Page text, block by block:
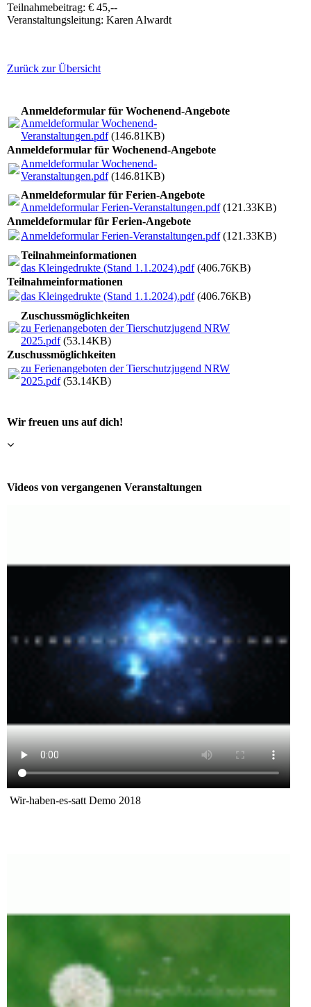
Teilnahmebeitrag: € 45,--
Veranstaltungsleitung: Karen Alwardt
Zurück zur Übersicht
Anmeldeformular für Wochenend-Angebote
Anmeldeformular Wochenend-
Veranstaltungen.pdf(146.81KB)
Anmeldeformular für Wochenend-Angebote
Anmeldeformular Wochenend-
Veranstaltungen.pdf(146.81KB)
Anmeldeformular für Ferien-Angebote
Anmeldeformular Ferien-Veranstaltungen.pdf(121.33KB)
Anmeldeformular für Ferien-Angebote
Anmeldeformular Ferien-Veranstaltungen.pdf(121.33KB)
Teilnahmeinformationen
das Kleingedrukte (Stand 1.1.2024).pdf(406.76KB)
Teilnahmeinformationen
das Kleingedrukte (Stand 1.1.2024).pdf(406.76KB)
Zuschussmöglichkeiten
zu Ferienangeboten der Tierschutzjugend NRW
2025.pdf(53.14KB)
Zuschussmöglichkeiten
zu Ferienangeboten der Tierschutzjugend NRW
2025.pdf(53.14KB)
Wir freuen uns auf dich!
Videos von vergangenen Veranstaltungen
Wir-haben-es-satt Demo 2018